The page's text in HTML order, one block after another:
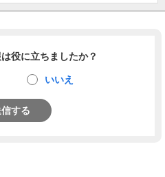
役に立ちましたか？
いいえ
する